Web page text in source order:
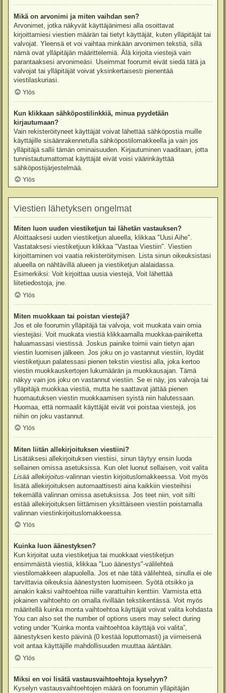
Mikä on arvonimi ja miten vaihdan sen?
Arvonimet, jotka näkyvät käyttäjänimesi alla osoittavat
kirjoittamiesi viestien määrän tai tietyt käyttäjät, kuten ylläpitäjät tai
valvojat. Yleensä et voi vaihtaa minkään arvonimen tekstiä, sillä
nämä ovat ylläpitäjän määrittelemiä. Älä kirjoita viestejä vain
parantaaksesi arvonimeäsi. Useimmat foorumit eivät siedä tätä ja
valvojat tai ylläpitäjät voivat yksinkertaisesti pienentää
viestilaskuriasi.
Ylös
Kun klikkaan sähköpostilinkkiä, minua pyydetään
kirjautumaan?
Vain rekisteröityneet käyttäjät voivat lähettää sähköpostia muille
käyttäjille sisäänrakennetulla sähköpostilomakkeella ja vain jos
ylläpitäjä sallii tämän ominaisuuden. Kirjautuminen vaaditaan, jotta
tunnistautumattomat käyttäjät eivät voisi väärinkäyttää
sähköpostijärjestelmää.
Ylös
Viestien lähetyksen ongelmat
Miten luon uuden viestiketjun tai lähetän vastauksen?
Aloittaaksesi uuden viestiketjun alueella, klikkaa "Uusi Aihe".
Vastataksesi viestiketjuun klikkaa "Vastaa Viestiin". Viestien
kirjoittaminen voi vaatia rekisteröitymisen. Lista sinun oikeuksistasi
alueella on nähtävillä alueen ja viestiketjun alalaidassa.
Esimerkiksi: Voit kirjoittaa uusia viestejä, Voit lähettää
liitetiedostoja, jne.
Ylös
Miten muokkaan tai poistan viestejä?
Jos et ole foorumin ylläpitäjä tai valvoja, voit muokata vain omia
viestejäsi. Voit muokata viestiä klikkaamalla muokkaa-painiketta
haluamassasi viestissä. Joskus painike toimii vain tietyn ajan
viestin luomisen jälkeen. Jos joku on jo vastannut viestiin, löydät
viestiketjuun palatessasi pienen tekstin viestisi alla, joka kertoo
viestin muokkauskertojen lukumäärän ja muokkausajan. Tämä
näkyy vain jos joku on vastannut viestiin. Se ei näy, jos valvoja tai
ylläpitäjä muokkaa viestiä, mutta he saattavat jättää pienen
huomautuksen viestin muokkaamisen syistä niin halutessaan.
Huomaa, että normaalit käyttäjät eivät voi poistaa viestejä, jos
niihin on joku vastannut.
Ylös
Miten liitän allekirjoituksen viestiini?
Lisätäksesi allekirjoituksen viestiisi, sinun täytyy ensin luoda
sellainen omissa asetuksissa. Kun olet luonut sellaisen, voit valita
Lisää allekirjoitus-valinnan viestin kirjoituslomakkeessa. Voit myös
lisätä allekirjoituksen automaattisesti aina kaikkiin viesteihisi
tekemällä valinnan omissa asetuksissa. Jos teet niin, voit silti
estää allekirjoituksen liittämisen yksittäiseen viestiin poistamalla
valinnan viestinkirjoituslomakkeessa.
Ylös
Kuinka luon äänestyksen?
Kun kirjoitat uuta viestiketjua tai muokkaat viestiketjun
ensimmäistä viestiä, klikkaa "Luo äänestys"-välilehteä
viestilomakkeen alapuolella. Jos et näe tätä välilehteä, sinulla ei ole
tarvittavia oikeuksia äänestysten luomiseen. Syötä otsikko ja
ainakin kaksi vaihtoehtoa niille varattuihin kenttiin. Varmista että
jokainen vaihtoehto on omalla rivillään tekstikentässä. Voit myös
määritellä kuinka monta vaihtoehtoa käyttäjät voivat valita kohdasta
You can also set the number of options users may select during
voting under “Kuinka monta vaihtoehtoa käyttäjä voi valita”,
äänestyksen kesto päivinä (0 kestää loputtomasti) ja viimeisenä
voit antaa käyttäjille mahdollisuuden muuttaa ääntään.
Ylös
Miksi en voi lisätä vastausvaihtoehtoja kyselyyn?
Kyselyn vastausvaihtoehtojen määrä on foorumin ylläpitäjän